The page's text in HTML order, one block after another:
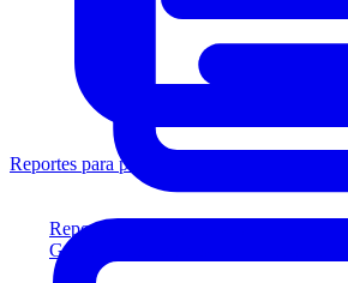
Reportes para prestamistas
Genere reportes listos para el prestamista
Reportes para prestamistas